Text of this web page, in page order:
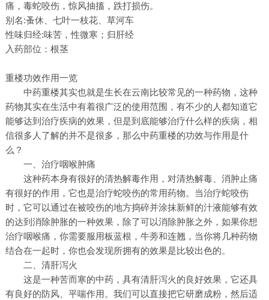
痛，毒蛇咬伤，惊风抽搐，跌打损伤。
别名:蚤休、七叶一枝花、草河车
性味归经:味苦，性微寒；归肝经
入药部位：根茎
重楼功效作用一览
中药重楼其实也就是生长在云南比较常见的一种药物，这种
药物其实在生活中有着很广泛的使用范围，有不少的人都知道它
能够达到治疗疾病的效果，但是到底能够治疗什么样的疾病，相
信很多人了解的并不是很多，那么中药重楼的功效与作用是什
么？
一、治疗咽喉肿痛
这种药本身有很好的清热解毒作用，对清热解毒、消肿止痛
有很好的作用，它也是治疗蛇咬伤的常用药物。当治疗蛇咬伤
时，它可以通过在被咬伤的地方捣碎并涂抹新鲜的汁液能够有效
的达到消除肿胀的一种效果，除了可以消除肿胀之外，如果你想
治疗咽喉痛，你需要服用板蓝根，牛蒡和连翘，当你将几种药物
结合在一起时，你也会发现所拥有的效果是比较出色的。
二、清肝泻火
这是一种苦而寒的中药，具有清肝泻火的良好效果，它还具
有良好的防风、平喘作用。我们可以直接把它研磨成粉，然后适